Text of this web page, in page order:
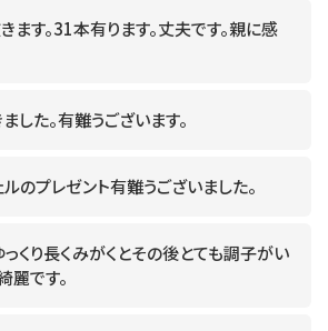
ます。31本有ります。丈夫です。親に感
した。有難うございます。
のプレゼント有難うございました。
くり長くみがくとその後とても調子がい
麗です。